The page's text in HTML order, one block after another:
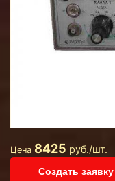
Цена 8425 руб./шт.
Создать заявку